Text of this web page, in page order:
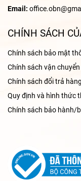
Email:
CHÍNH SÁCH
Chính sách bảo mật
Chính sách vận
Chính sách đổi trả
Quy định và hình thức
Chính sách bảo hành/